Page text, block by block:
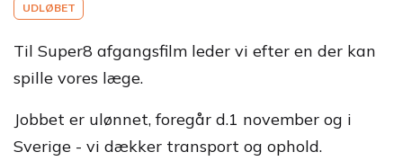
UDLØBET
Til Super8 afgangsfilm leder vi efter en der kan
spille vores læge.
Jobbet er ulønnet, foregår d.1 november og i
Sverige - vi dækker transport og ophold.